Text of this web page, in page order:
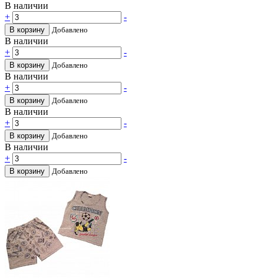
В наличии
+
-
В корзину Добавлено
В наличии
+
-
В корзину Добавлено
В наличии
+
-
В корзину Добавлено
В наличии
+
-
В корзину Добавлено
В наличии
+
-
В корзину Добавлено